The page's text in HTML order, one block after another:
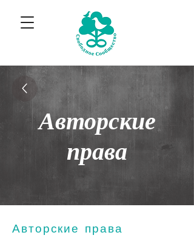
Авторские
права
Авторские права